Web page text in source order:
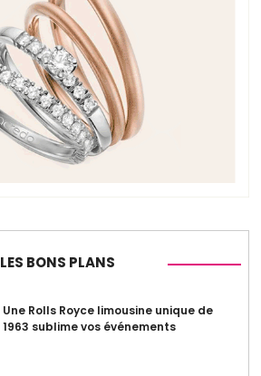
LES BONS PLANS
Une Rolls Royce limousine unique de
1963 sublime vos événements